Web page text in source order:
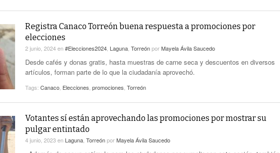
Registra Canaco Torreón buena respuesta a promociones por
elecciones
2 junio, 2024en#Elecciones2024 Laguna TorreónporMayela Ávila Saucedo
Desde cafés y donas gratis, hasta muestras de carne seca y descuentos en diversos
artículos, forman parte de lo que la ciudadanía aprovechó.
Tags: Canaco Elecciones promociones Torreón
Votantes sí están aprovechando las promociones por mostrar su
pulgar entintado
4 junio, 2023en Laguna TorreónporMayela Ávila Saucedo